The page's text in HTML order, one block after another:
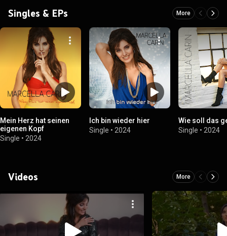
Singles & EPs More
Mein Herz hat seinen
eigenen Kopf
Single • 2024
Ich bin wieder hier
Single • 2024
Wie soll das
Single • 2024
Videos More